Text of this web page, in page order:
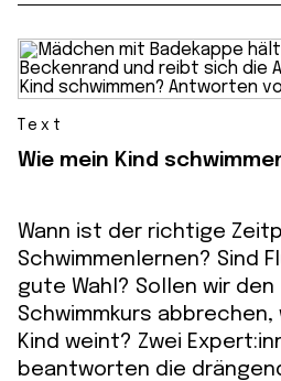
Text
Wie mein Kind
Wann ist der richtige
Schwimmenlernen? Sind
gute Wahl? Sollen wir den
Schwimmkurs abbrechen,
Kind weint? Zwei
beantworten die